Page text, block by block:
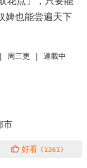
婢也能尝遍天下
周三更 | 連載中
市
好看 (1261)